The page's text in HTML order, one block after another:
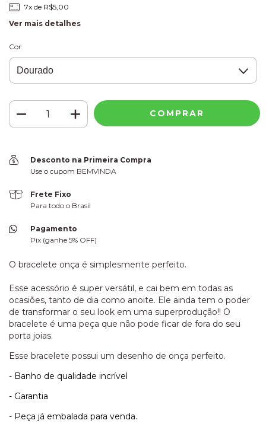
7x de R$5,00
Ver mais detalhes
Cor
Desconto na Primeira Compra
Use o cupom BEMVINDA
Frete Fixo
Para todo o Brasil
Pagamento
Pix (ganhe 5% OFF)
O bracelete onça é simplesmente perfeito.
Esse acessório é super versátil, e cai bem em todas as
ocasiões, tanto de dia como anoite. Ele ainda tem o poder
de transformar o seu look em uma superprodução!! O
bracelete é uma peça que não pode ficar de fora do seu
porta joias.
Esse bracelete possui um desenho de onça perfeito.
- Banho de qualidade incrível
- Garantia
- Peça já embalada para venda.